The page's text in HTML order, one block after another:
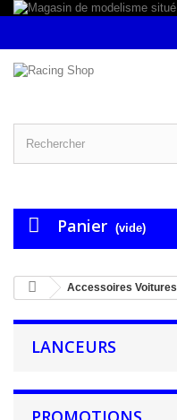
Panier (vide)
Accessoires Voitures
LANCEURS